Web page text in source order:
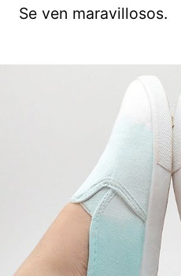
Se ven maravillosos.